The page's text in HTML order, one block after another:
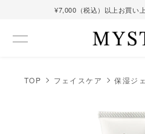
¥7,000（税込）以上お買い
TOP フェイスケア 保湿ジ